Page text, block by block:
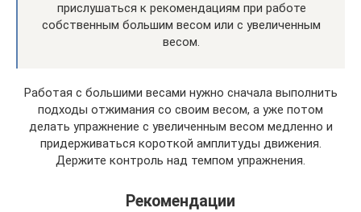
прислушаться к рекомендациям при работе
собственным большим весом или с увеличенным
весом.
Работая с большими весами нужно сначала выполнить
подходы отжимания со своим весом, а уже потом
делать упражнение с увеличенным весом медленно и
придерживаться короткой амплитуды движения.
Держите контроль над темпом упражнения.
Рекомендации